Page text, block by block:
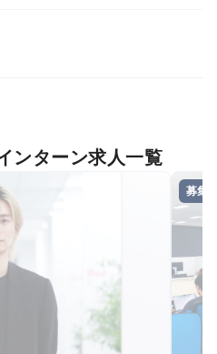
ンターン求人一覧
募集